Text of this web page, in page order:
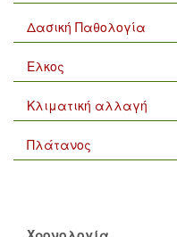
Δασική Παθολογία
Ελκος
Κλιματική αλλαγή
Πλάτανος